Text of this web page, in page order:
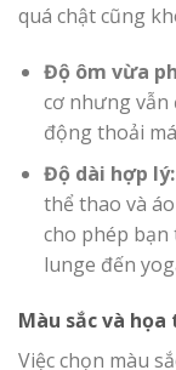
quá chật cũng
Độ ôm vừa
cơ nhưng vẫn
động thoải
Độ dài hợp lý:
thể thao và
cho phép
lunge đến
Màu sắc và
Việc chọn màu